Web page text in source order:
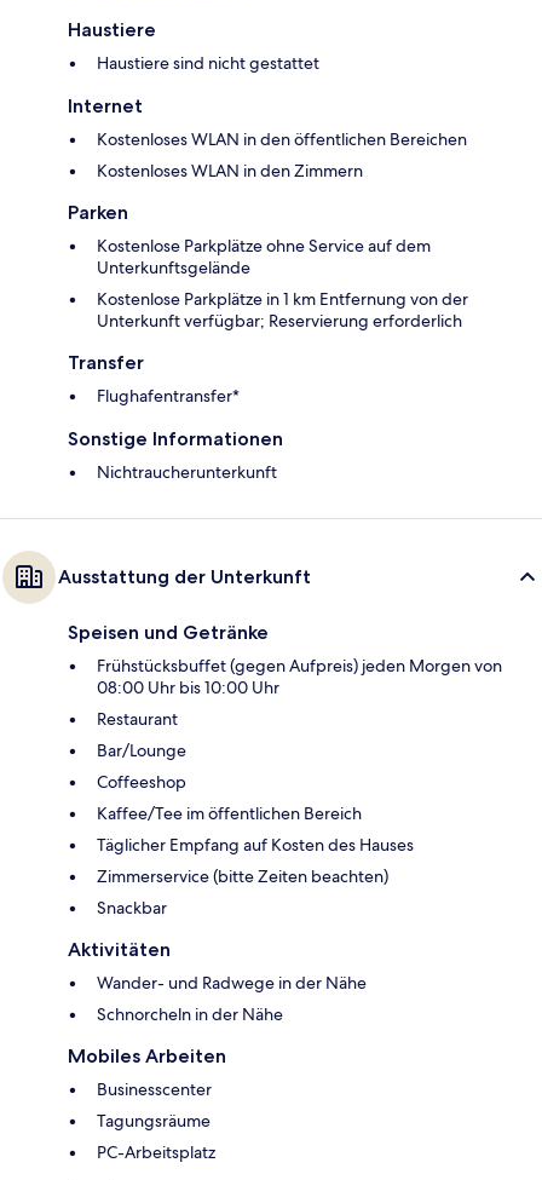
Haustiere
Haustiere sind nicht gestattet
Internet
Kostenloses WLAN in den öffentlichen Bereichen
Kostenloses WLAN in den Zimmern
Parken
Kostenlose Parkplätze ohne Service auf dem
Unterkunftsgelände
Kostenlose Parkplätze in 1 km Entfernung von der
Unterkunft verfügbar; Reservierung erforderlich
Transfer
Flughafentransfer*
Sonstige Informationen
Nichtraucherunterkunft
Ausstattung der Unterkunft
Speisen und Getränke
Frühstücksbuffet (gegen Aufpreis) jeden Morgen von
08:00 Uhr bis 10:00 Uhr
Restaurant
Bar/Lounge
Coffeeshop
Kaffee/Tee im öffentlichen Bereich
Täglicher Empfang auf Kosten des Hauses
Zimmerservice (bitte Zeiten beachten)
Snackbar
Aktivitäten
Wander- und Radwege in der Nähe
Schnorcheln in der Nähe
Mobiles Arbeiten
Businesscenter
Tagungsräume
PC-Arbeitsplatz